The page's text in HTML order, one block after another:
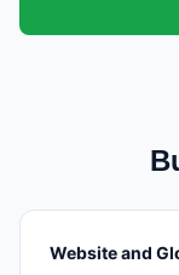
Website and